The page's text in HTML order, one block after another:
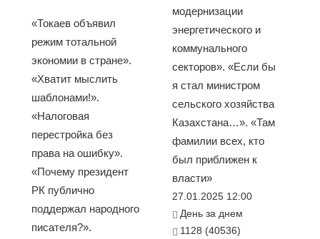
«Токаев объявил
режим тотальной
экономии в стране».
«Хватит мыслить
шаблонами!».
«Налоговая
перестройка без
права на ошибку».
«Почему президент
РК публично
поддержал народного
писателя?».
модернизации
энергетического и
коммунального
секторов». «Если бы
я стал министром
сельского хозяйства
Казахстана…». «Там
фамилии всех, кто
был приближен к
власти»
27.01.2025 12:00
День за днем
1128 (40536)